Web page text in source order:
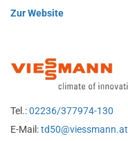
Zur Website
Tel.:02236/377974-130
E-Mail:td50@viessmann.at